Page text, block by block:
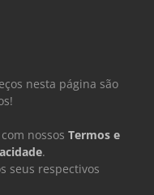
nesta página são
nossos Termos e
.
seus respectivos